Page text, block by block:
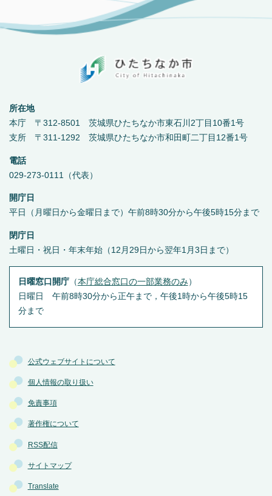
公式ウェブサイトについて
個人情報の取り扱い
免責事項
著作権について
RSS配信
サイトマップ
Translate
所在地
本庁 〒312-8501 茨城県ひたちなか市東石川2丁目10番1号
支所 〒311-1292 茨城県ひたちなか市和田町二丁目12番1号
電話
029-273-0111（代表）
開庁日
平日（月曜日から金曜日まで）午前8時30分から午後5時15分まで
閉庁日
土曜日・祝日・年末年始（12月29日から翌年1月3日まで）
日曜窓口開庁（本庁総合窓口の一部業務のみ ）
日曜日 午前8時30分から正午まで，午後1時から午後5時15
分まで